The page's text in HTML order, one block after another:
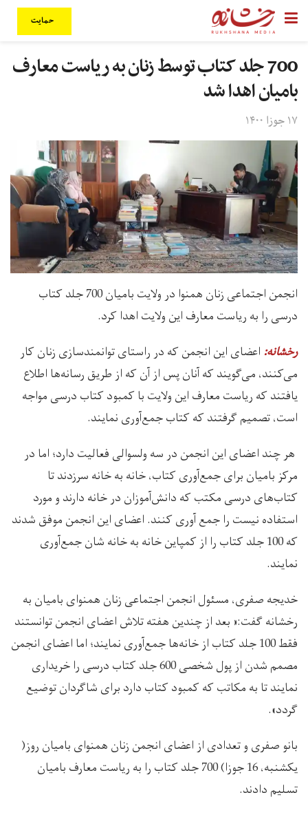
حمایت
700 جلد کتاب توسط زنان به ریاست معارف
بامیان اهدا شد
۱۷ جوزا ۱۴۰۰
انجمن اجتماعی زنان همنوا در ولایت بامیان 700 جلد کتاب
درسی را به ریاست معارف این ولایت اهدا کرد.
رخشانه: اعضای این انجمن که در راستای توانمندسازی زنان کار
می‌کنند، می‌گویند که آنان پس از آن که از طریق رسانه‌ها اطلاع
یافتند که ریاست معارف این ولایت با کمبود کتاب درسی مواجه
است، تصمیم گرفتند که کتاب جمع‌آوری نمایند.
هر چند اعضای این انجمن در سه ولسوالی فعالیت دارد؛ اما در
مرکز بامیان برای جمع‌آوری کتاب، خانه به خانه سرزدند تا
کتاب‌های درسی مکتب که دانش‌آموزان در خانه دارند و مورد
استفاده نیست را جمع آوری کنند. اعضای این انجمن موفق شدند
که 100 جلد کتاب را از کمپاین خانه به خانه شان جمع‌آوری
نمایند.
خدیجه صفری، مسئول انجمن اجتماعی زنان همنوای بامیان به
رخشانه گفت:« بعد از چندین هفته تلاش اعضای انجمن توانستند
فقط 100 جلد کتاب از خانه‌ها جمع‌آوری نمایند؛ اما اعضای انجمن
مصمم شدن از پول شخصی 600 جلد کتاب درسی را خریداری
نمایند تا به مکاتب که کمبود کتاب دارد برای شاگردان توضیع
گردد».
بانو صفری و تعدادی از اعضای انجمن زنان همنوای بامیان روز(
یکشنبه، 16 جوزا) 700 جلد کتاب را به ریاست معارف بامیان
تسلیم دادند.